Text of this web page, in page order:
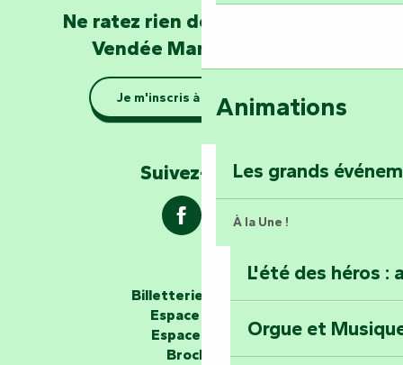
Se la couler
barque dans le
Explorez la
Les passeurs d'histoires
Partez en
Animations
Les grands
À la Une !
L'été des héros :
Orgue et
Ne ratez rien de l'actualité en
Vendée Marais Poitevin
Je m'inscris à la newsletter
Suivez-nous !
Billetterie en ligne
Espace groupe
Espace presse
Brochures